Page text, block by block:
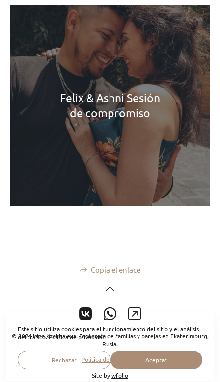
Felix & Ashni Sesión
de compromiso
Copia el enlace
© 2024 Irina Krokhaleva. Fotógrafa de familias y parejas en Ekaterimburg,
Rusia.
Política de privacidad
Site bywfolio
Este sitio utiliza cookies para el funcionamiento del sitio y el análisis
del tráfico.Política de privacidad
Rechazar Aceptar